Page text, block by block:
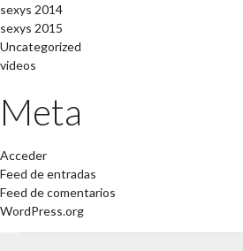
sexys 2014
sexys 2015
Uncategorized
videos
Meta
Acceder
Feed de entradas
Feed de comentarios
WordPress.org